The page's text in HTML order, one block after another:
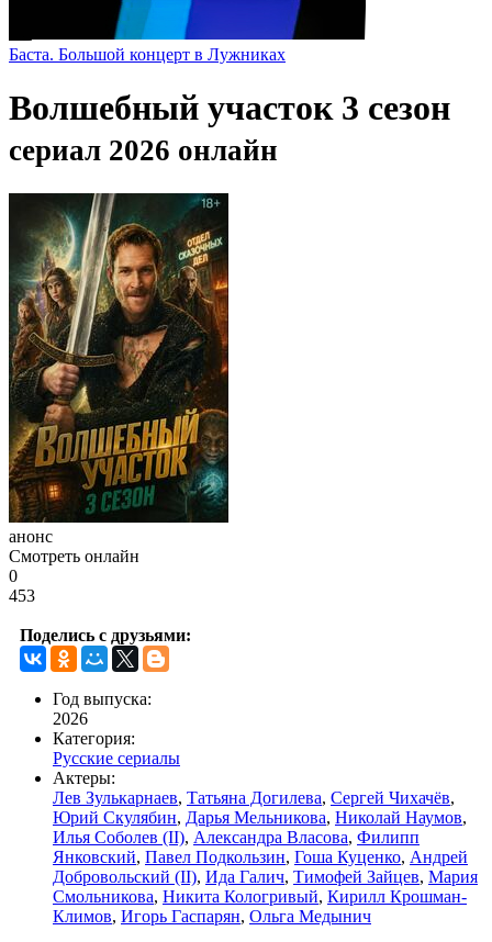
Баста. Большой концерт в Лужниках
Волшебный участок 3 сезон
сериал 2026 онлайн
анонс
Смотреть онлайн
0
453
Поделись с друзьями:
Год выпуска:
2026
Категория:
Русские сериалы
Актеры:
Лев Зулькарнаев, Татьяна Догилева, Сергей Чихачёв,
Юрий Скулябин, Дарья Мельникова, Николай Наумов,
Илья Соболев (II), Александра Власова, Филипп
Янковский, Павел Подкользин, Гоша Куценко, Андрей
Добровольский (II), Ида Галич, Тимофей Зайцев, Мария
Смольникова, Никита Кологривый, Кирилл Крошман-
Климов, Игорь Гаспарян, Ольга Медынич